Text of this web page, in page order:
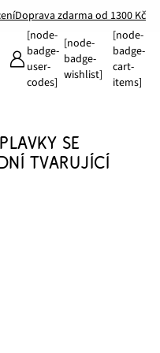
Doprava zdarma od 1300 Kč
[node-
badge-
user-
codes]
[node-
badge-
wishlist]
[node-
badge-
cart-
items]
SE
TVARUJÍCÍ